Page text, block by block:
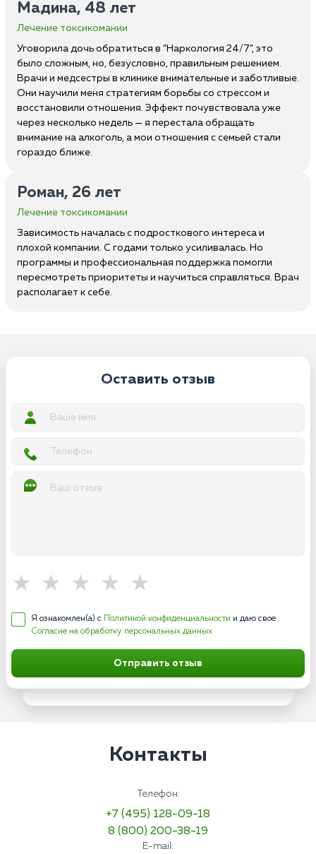
Мадина, 48 лет
Лечение токсикомании
Уговорила дочь обратиться в “Наркология 24/7”, это
было сложным, но, безусловно, правильным решением.
Врачи и медсестры в клинике внимательные и заботливые.
Они научили меня стратегиям борьбы со стрессом и
восстановили отношения. Эффект почувствовала уже
через несколько недель — я перестала обращать
внимание на алкоголь, а мои отношения с семьей стали
гораздо ближе.
Роман, 26 лет
Лечение токсикомании
Зависимость началась с подросткового интереса и
плохой компании. С годами только усиливалась. Но
программы и профессиональная поддержка помогли
пересмотреть приоритеты и научиться справляться. Врач
располагает к себе.
Оставить отзыв
Я ознакомлен(а) с Политикой конфиденциальности и даю свое
Согласие на обработку персональных данных
Отправить отзыв
Контакты
Телефон:
+7 (495) 128-09-18
8 (800) 200-38-19
E-mail: